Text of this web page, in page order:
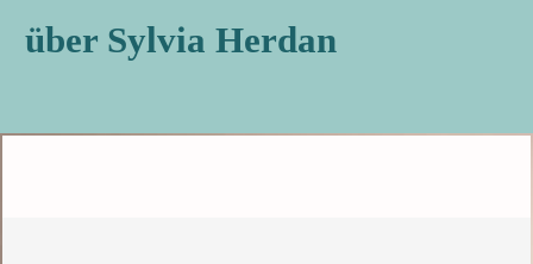
über Sylvia Herdan